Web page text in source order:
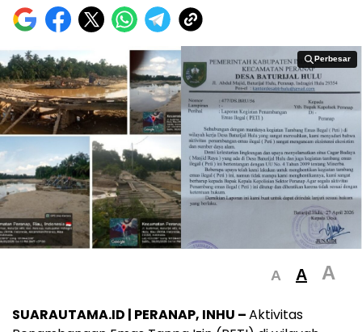
Perbesar
Perbesar
A A A
SUARAUTAMA.ID | PERANAP, INHU –Aktivitas